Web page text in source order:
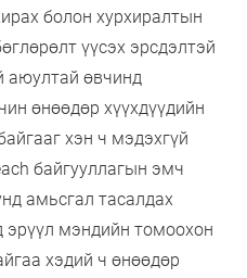
болон хурхиралтын
үүсэх эрсдэлтэй
аюултай өвчинд
өнөөдөр хүүхдүүдийн
хэн ч мэдэхгүй
байгууллагын эмч
амьсгал тасалдах
эрүүл мэндийн томоохон
хэдий ч өнөөдөр